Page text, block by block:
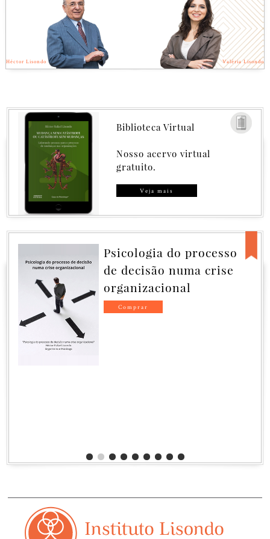
Héctor Lisondo Valéria Lisondo
Biblioteca Virtual
Nosso acervo virtual
gratuito.
Veja mais
Governança sem
Catástrofe, ou
Catástrofe sem
Governança